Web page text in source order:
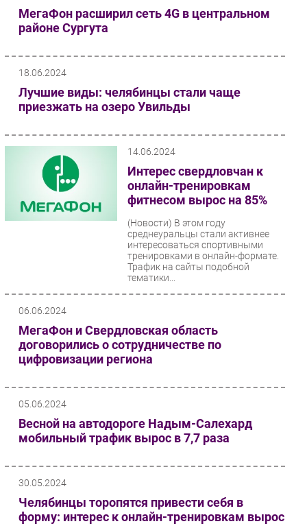
МегаФон расширил сеть 4G в центральном
районе Сургута
18.06.2024
Лучшие виды: челябинцы стали чаще
приезжать на озеро Увильды
14.06.2024
Интерес свердловчан к
онлайн-тренировкам
фитнесом вырос на 85%
(Новости) В этом году
среднеуральцы стали активнее
интересоваться спортивными
тренировками в онлайн-формате.
Трафик на сайты подобной
тематики...
06.06.2024
МегаФон и Свердловская область
договорились о сотрудничестве по
цифровизации региона
05.06.2024
Весной на автодороге Надым-Салехард
мобильный трафик вырос в 7,7 раза
30.05.2024
Челябинцы торопятся привести себя в
форму: интерес к онлайн-тренировкам вырос